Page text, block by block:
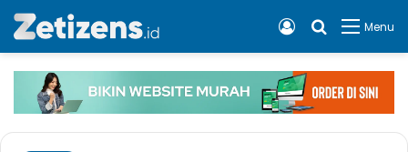
Menu
Cari apa,
Log In